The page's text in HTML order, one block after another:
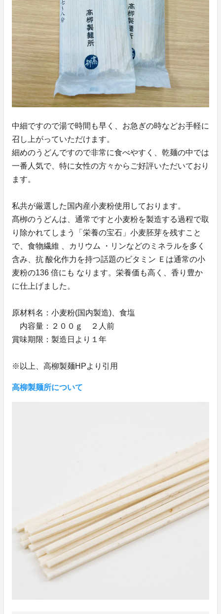
中細ですので湯で時間も早く、お急ぎの時などお手軽に
召し上がっていただけます。
細めのうどんですので非常に食べやすく、乾麺の中では
一番人気で、特に女性の方々からご好評いただいており
ます。
私共が厳選した国内産小麦粉使用しております。
髙栁のうどんは、通常ですと小麦粉を製造する過程で取
り除かれてしまう「栄養の宝石」小麦胚芽を残すこと
で、食物繊維 、カリウム ・リンなどのミネラルを多く
含み、抗 酸化作力を持つ話題のビタミン Ｅは通常の小
麦粉の136 倍にも なります。栄養価も高く、香り豊か
に仕上げました。
原材料名：小麦粉(国内製造)、食塩
内容量：２００ｇ ２人前
賞味期限：製造日より１年
※以上、高柳製麺HPより引用
高柳製麺所について